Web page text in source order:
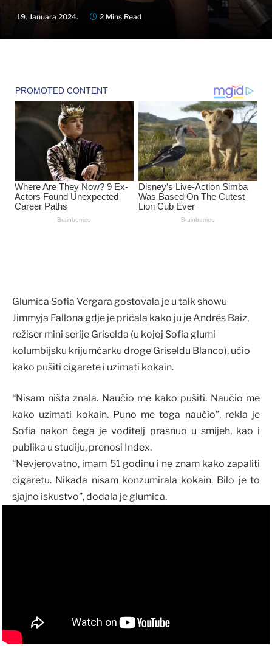
19. Januara 2024. 2 Mins Read
Glumica Sofia Vergara gostovala je u talk showu
Jimmyja Fallona gdje je pričala kako ju je Andrés Baiz,
režiser mini serije Griselda (u kojoj Sofia glumi
kolumbijsku krijumčarku droge Griseldu Blanco), učio
kako pušiti cigarete i uzimati kokain.
“Nisam ništa znala. Naučio me kako pušiti. Naučio me
kako uzimati kokain. Puno me toga naučio”, rekla je
Sofia nakon čega je voditelj prasnuo u smijeh, kao i
publika u studiju, prenosi Index.
“Nevjerovatno, imam 51 godinu i ne znam kako zapaliti
cigaretu. Nikada nisam konzumirala kokain. Bilo je to
sjajno iskustvo”, dodala je glumica.